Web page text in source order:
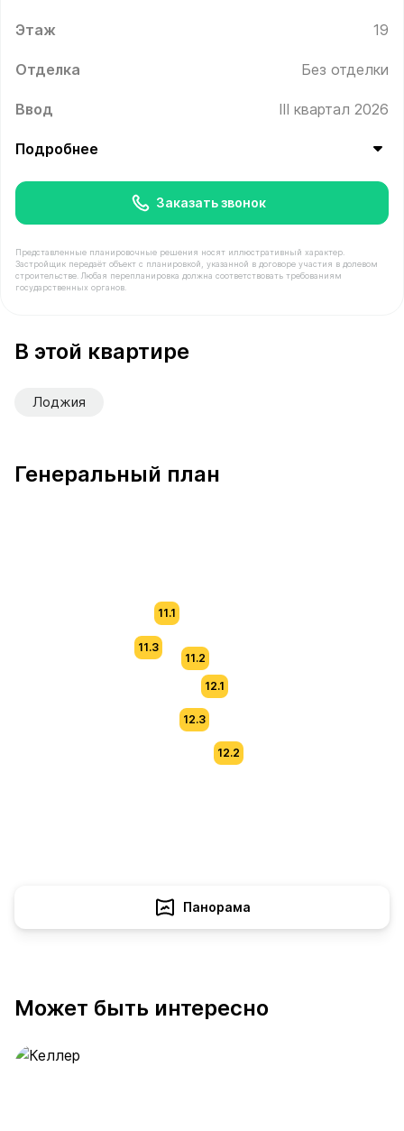
Этаж 19
Отделка Без отделки
Ввод III квартал 2026
Подробнее
Заказать звонок
Представленные планировочные решения носят иллюстративный характер.
Застройщик передаёт объект с планировкой, указанной в договоре участия в долевом
строительстве. Любая перепланировка должна соответствовать требованиям
государственных органов.
В этой квартире
Лоджия
Генеральный план
11.3
11.1
11.2
12.1
12.2
12.3
Панорама
Может быть интересно